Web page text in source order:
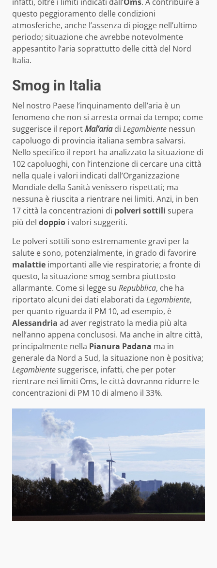
questo peggioramento delle condizioni
atmosferiche, anche l’assenza di piogge nell’ultimo
periodo; situazione che avrebbe notevolmente
appesantito l’aria soprattutto delle città del Nord
Italia.
Smog in Italia
Nel nostro Paese l’inquinamento dell’aria è un
fenomeno che non si arresta ormai da tempo; come
suggerisce il reportMal’ariadi Legambiente nessun
capoluogo di provincia italiana sembra salvarsi.
Nello specifico il report ha analizzato la situazione di
102 capoluoghi, con l’intenzione di cercare una città
nella quale i valori indicati dall’Organizzazione
Mondiale della Sanità venissero rispettati; ma
nessuna è riuscita a rientrare nei limiti. Anzi, in ben
17 città la concentrazioni di polveri sottili supera
più del doppio i valori suggeriti.
Le polveri sottili sono estremamente gravi per la
salute e sono, potenzialmente, in grado di favorire
malattie importanti alle vie respiratorie; a fronte di
questo, la situazione smog sembra piuttosto
allarmante. Come si legge su Repubblica, che ha
riportato alcuni dei dati elaborati da Legambiente,
per quanto riguarda il PM 10, ad esempio, è
Alessandria ad aver registrato la media più alta
nell’anno appena conclusosi. Ma anche in altre città,
principalmente nella Pianura Padana ma in
generale da Nord a Sud, la situazione non è positiva;
Legambientesuggerisce, infatti, che per poter
rientrare nei limiti Oms, le città dovranno ridurre le
concentrazioni di PM 10 di almeno il 33%.